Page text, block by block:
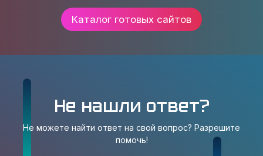
Каталог готовых сайтов
Не нашли ответ?
Не можете найти ответ на свой вопрос? Разрешите
помочь!